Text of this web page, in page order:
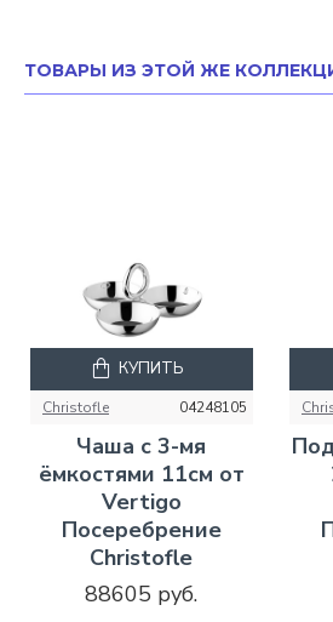
ТОВАРЫ ИЗ ЭТОЙ ЖЕ
Christofle 04248105
Чаша с 3-мя
ёмкостями 11см от
Vertigo
Посеребрение
Christofle
88605 руб.
КУПИТЬ